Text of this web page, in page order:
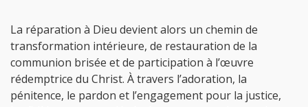
La réparation à Dieu devient alors un chemin de
transformation intérieure, de restauration de la
communion brisée et de participation à l’œuvre
rédemptrice du Christ. À travers l’adoration, la
pénitence, le pardon et l’engagement pour la justice,